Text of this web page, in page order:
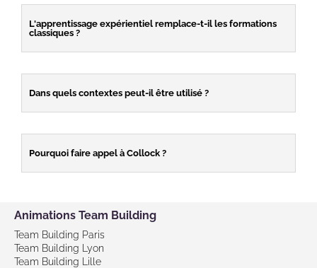
L'apprentissage expérientiel remplace-t-il les formations
classiques ?
Dans quels contextes peut-il être utilisé ?
Pourquoi faire appel à Collock ?
Animations Team Building
Team Building Paris
Team Building Lyon
Team Building Lille